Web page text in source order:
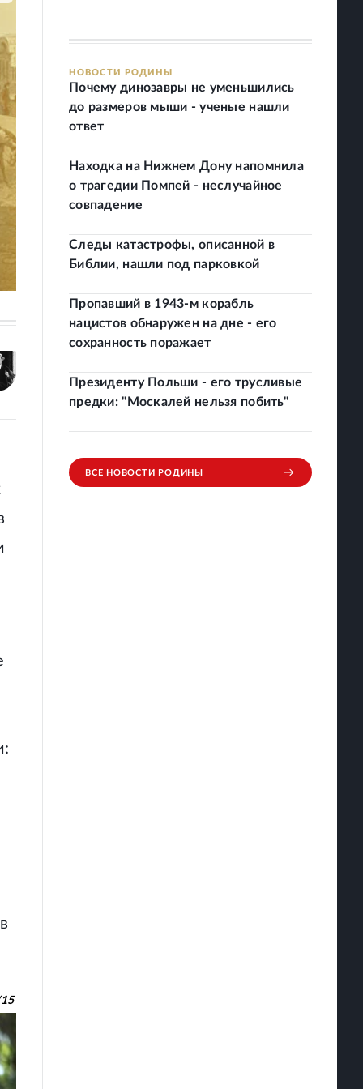
15
НОВОСТИ РОДИНЫ
Почему динозавры не уменьшились
до размеров мыши - ученые нашли
ответ
Находка на Нижнем Дону напомнила
о трагедии Помпей - неслучайное
совпадение
Следы катастрофы, описанной в
Библии, нашли под парковкой
Пропавший в 1943-м корабль
нацистов обнаружен на дне - его
сохранность поражает
Президенту Польши - его трусливые
предки: "Москалей нельзя побить"
ВСЕ НОВОСТИ РОДИНЫ